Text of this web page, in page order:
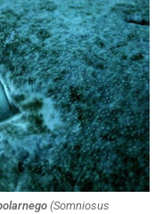
(Somniosus